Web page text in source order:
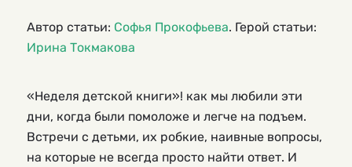
Автор статьи: Софья Прокофьева. Герой статьи:
Ирина Токмакова
«Неделя детской книги»! как мы любили эти
дни, когда были помоложе и легче на подъем.
Встречи с детьми, их робкие, наивные вопросы,
на которые не всегда просто найти ответ. И